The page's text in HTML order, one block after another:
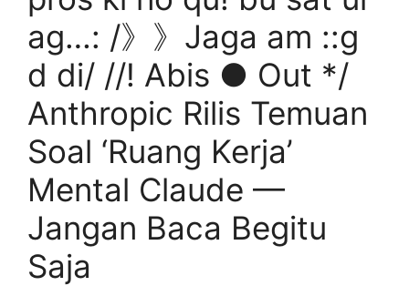
ag…: /》》Jaga am ::g
d di/ //! Abis ● Out */
Anthropic Rilis Temuan
Soal ‘Ruang Kerja’
Mental Claude —
Jangan Baca Begitu
Saja